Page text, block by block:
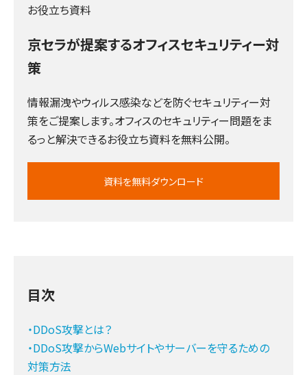
お役立ち資料
京セラが提案するオフィスセキュリティー対
策
情報漏洩やウィルス感染などを防ぐセキュリティー対
策をご提案します。オフィスのセキュリティー問題をま
るっと解決できるお役立ち資料を無料公開。
資料を無料ダウンロード
目次
・DDoS攻撃とは？
・DDoS攻撃からWebサイトやサーバーを守るための
対策方法